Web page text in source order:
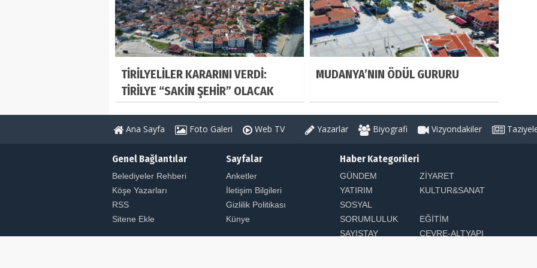
TİRİLYELİLER KARARINI VERDİ:
TİRİLYE “SAKİN ŞEHİR” OLACAK
MUDANYA’NIN ÖDÜL GURURU
Ana Sayfa Foto Galeri Web TV Yazarlar Biyografi Vizyondakiler
Genel Bağlantılar
Belediyeler Rehberi
Köşe Yazarları
RSS
Sitene Ekle
Sayfalar
Anketler
İletişim Bilgileri
Gizlilik Politikası
Künye
Haber Kategorileri
GÜNDEM
ZİYARET
YATIRIM
KULTUR&SANAT
SOSYAL
SORUMLULUK
EĞİTİM
SAYIŞTAY
ÇEVRE-ALTYAPI